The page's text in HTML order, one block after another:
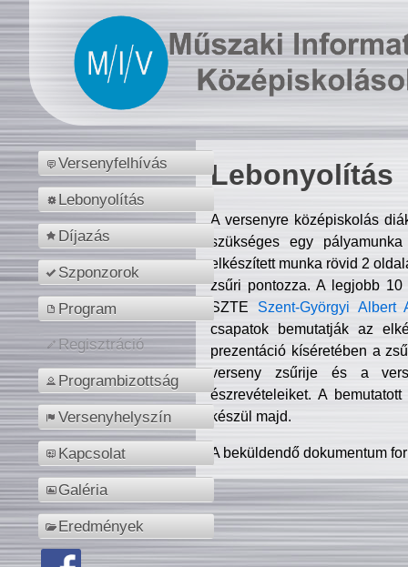
Versenyfelhívás
Lebonyolítás
Díjazás
Szponzorok
Program
Regisztráció
Programbizottság
Versenyhelyszín
Kapcsolat
Galéria
Eredmények
Lebonyolítás
A versenyre középiskolás
szükséges egy
elkészített munka rövid 2
zsűri pontozza. A legjobb
SZTE Szent-Györgyi Albert
csapatok bemutatják az
prezentáció kíséretében a
verseny zsűrije és a
észrevételeiket. A
készül majd.
A beküldendő dokumentum